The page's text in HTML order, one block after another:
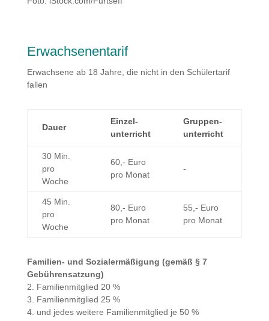
Erwachsenentarif
Erwachsene ab 18 Jahre, die nicht in den Schülertarif
fallen
Dauer
Einzel­
unterricht
Gruppen­
unterricht
30 Min.
pro
Woche
60,- Euro
pro Monat
-
45 Min.
pro
Woche
80,- Euro
pro Monat
55,- Euro
pro Monat
Familien- und Sozialermäßigung (gemäß § 7
Gebührensatzung)
2. Familienmitglied 20 %
3. Familienmitglied 25 %
4. und jedes weitere Familienmitglied je 50 %